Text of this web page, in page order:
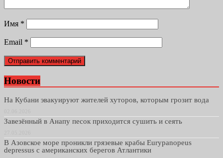
Имя *
Email *
Новости
На Кубани эвакуируют жителей хуторов, которым грозит вода
Завезённый в Анапу песок приходится сушить и сеять
В Азовское море проникли грязевые крабы Eurypanopeus
depressus с американских берегов Атлантики